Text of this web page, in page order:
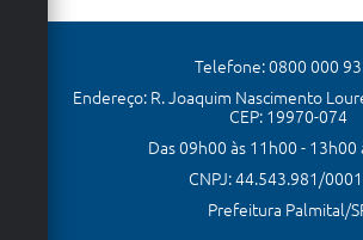
Telefone: 0800 000
Endereço: R. Joaquim Nascimento
CEP: 19970-074
Das 09h00 às 11h00 - 13h00
CNPJ: 44.543.981/
Prefeitura Palmital/